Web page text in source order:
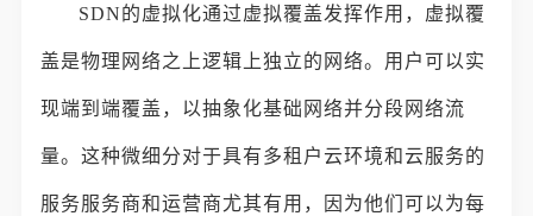
SDN的虚拟化通过虚拟覆盖发挥作用，虚拟覆
盖是物理网络之上逻辑上独立的网络。用户可以实
现端到端覆盖，以抽象化基础网络并分段网络流
量。这种微细分对于具有多租户云环境和云服务的
服务服务商和运营商尤其有用，因为他们可以为每